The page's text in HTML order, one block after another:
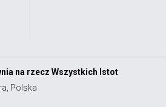
na rzecz Wszystkich Istot
Polska